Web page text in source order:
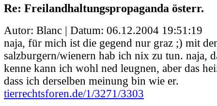
Re: Freilandhaltungspropaganda österr.
Autor: Blanc | Datum: 06.12.2004 19:51:19
naja, für mich ist die gegend nur graz ;) mit
salzburgern/wienern hab ich nix zu tun. naja,
kenne kann ich wohl ned leugnen, aber das
dass ich derselben meinung bin wie er.
tierrechtsforen.de/1/3271/3303